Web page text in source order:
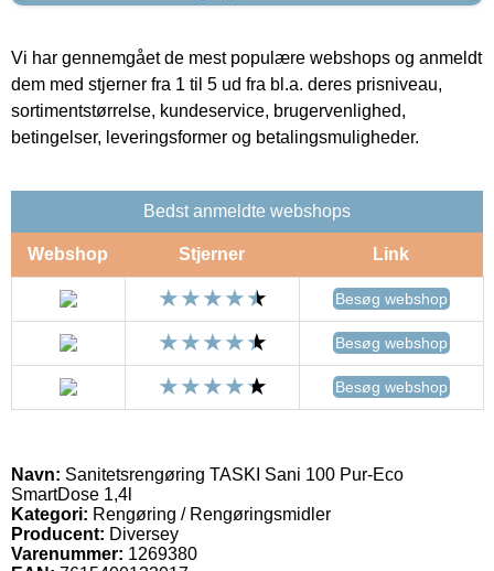
Vi har gennemgået de mest populære webshops og anmeldt
dem med stjerner fra 1 til 5 ud fra bl.a. deres prisniveau,
sortimentstørrelse, kundeservice, brugervenlighed,
betingelser, leveringsformer og betalingsmuligheder.
Bedst anmeldte webshops
Webshop Stjerner Link
Besøg webshop
Besøg webshop
Besøg webshop
Navn: Sanitetsrengøring TASKI Sani 100 Pur-Eco
SmartDose 1,4l
Kategori: Rengøring / Rengøringsmidler
Producent: Diversey
Varenummer: 1269380